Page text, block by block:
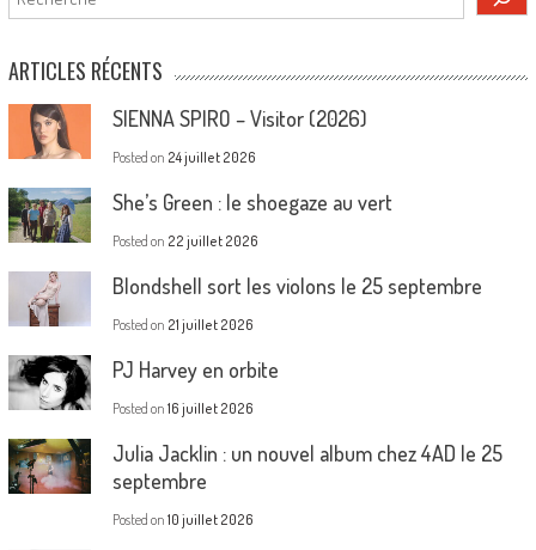
ARTICLES RÉCENTS
SIENNA SPIRO – Visitor (2026)
Posted on 24 juillet 2026
She’s Green : le shoegaze au vert
Posted on 22 juillet 2026
Blondshell sort les violons le 25 septembre
Posted on 21 juillet 2026
PJ Harvey en orbite
Posted on 16 juillet 2026
Julia Jacklin : un nouvel album chez 4AD le 25
septembre
Posted on 10 juillet 2026